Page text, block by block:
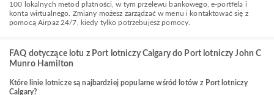
100 lokalnych metod płatności, w tym przelewu bankowego, e-portfela i
konta wirtualnego. Zmiany możesz zarządzać w menu i kontaktować się z
pomocą Airpaz 24/7, kiedy tylko potrzebujesz pomocy.
FAQ dotyczące lotu z Port lotniczy Calgary do Port lotniczy John C
Munro Hamilton
Które linie lotnicze są najbardziej popularne wśród lotów z Port lotniczy
Calgary?